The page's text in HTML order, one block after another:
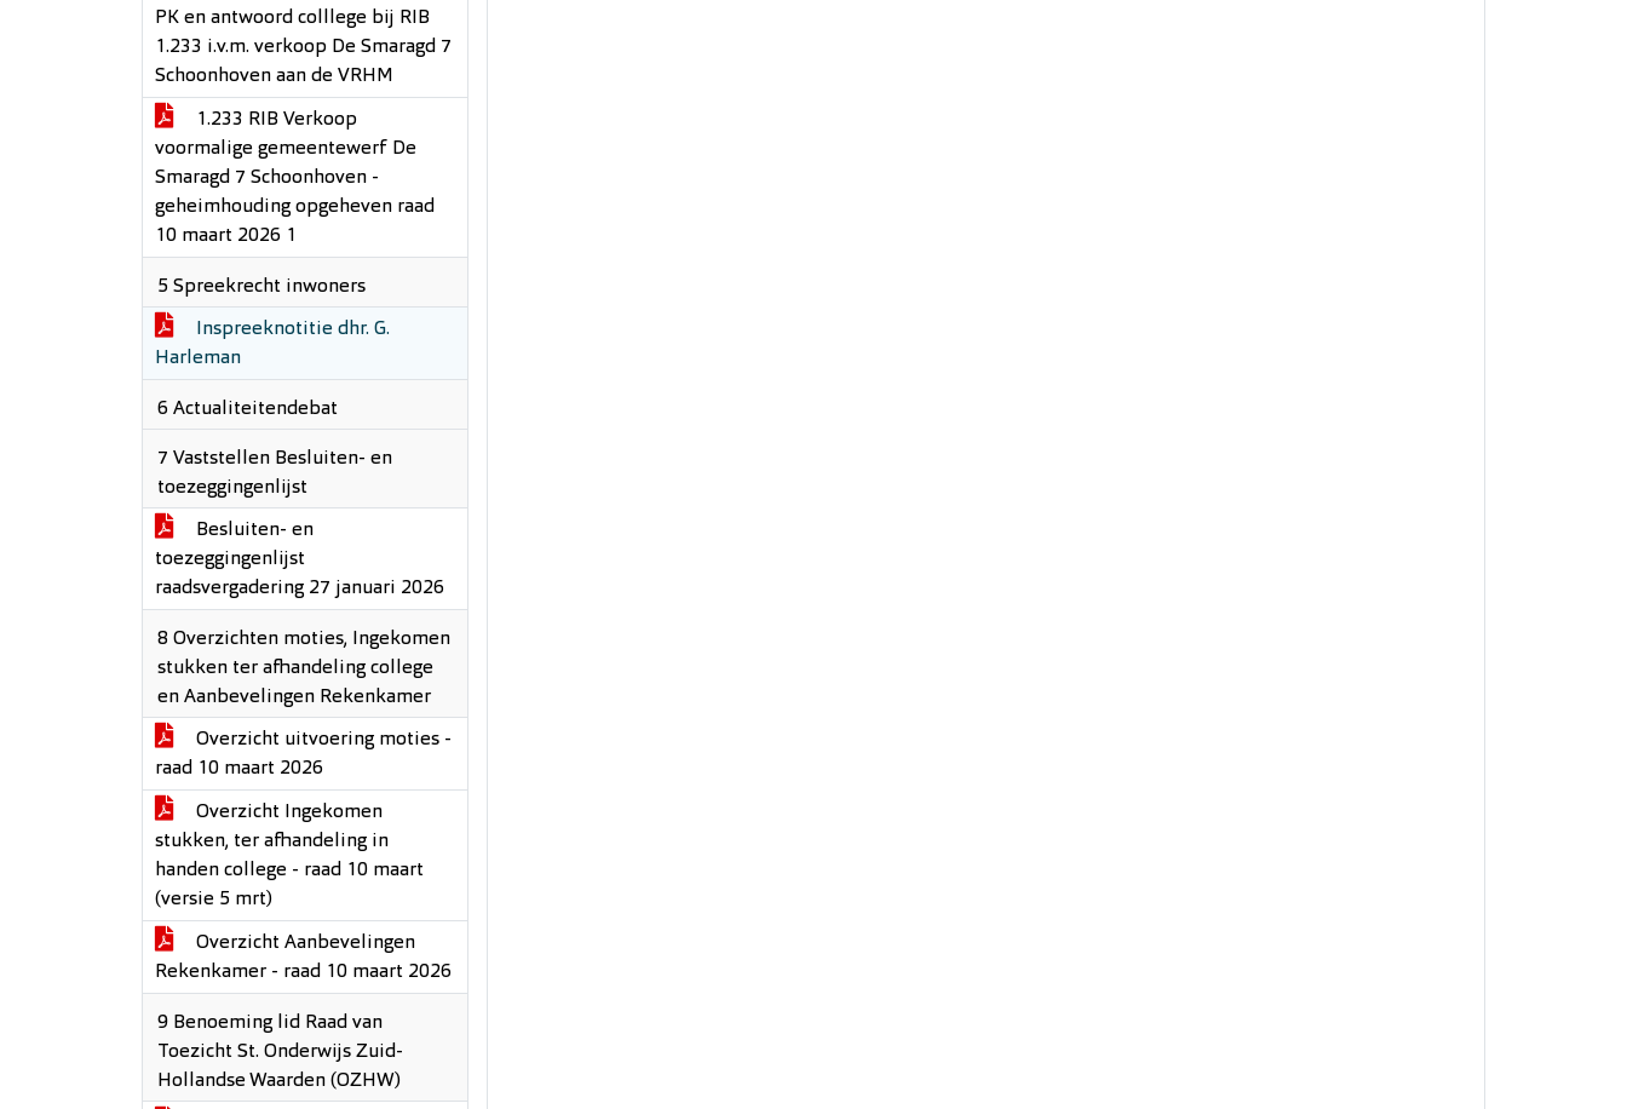
PK en antwoord colllege bij RIB
1.233 i.v.m. verkoop De Smaragd 7
Schoonhoven aan de VRHM
1.233 RIB Verkoop
voormalige gemeentewerf De
Smaragd 7 Schoonhoven -
geheimhouding opgeheven raad
10 maart 2026 1
5 Spreekrecht inwoners
Inspreeknotitie dhr. G.
Harleman
6 Actualiteitendebat
7 Vaststellen Besluiten- en
toezeggingenlijst
Besluiten- en
toezeggingenlijst
raadsvergadering 27 januari 2026
8 Overzichten moties, Ingekomen
stukken ter afhandeling college
en Aanbevelingen Rekenkamer
Overzicht uitvoering moties -
raad 10 maart 2026
Overzicht Ingekomen
stukken, ter afhandeling in
handen college - raad 10 maart
(versie 5 mrt)
Overzicht Aanbevelingen
Rekenkamer - raad 10 maart 2026
9 Benoeming lid Raad van
Toezicht St. Onderwijs Zuid-
Hollandse Waarden (OZHW)